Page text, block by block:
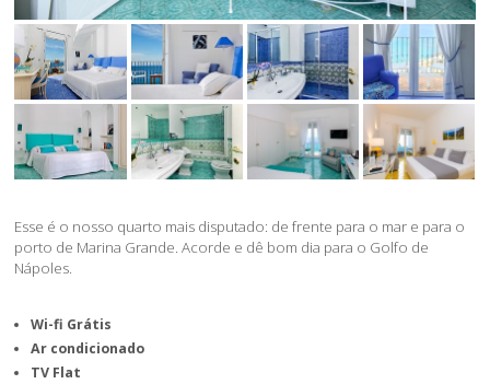
Esse é o nosso quarto mais disputado: de frente para o mar e para o
porto de Marina Grande. Acorde e dê bom dia para o Golfo de
Nápoles.
Wi-fi Grátis
Ar condicionado
TV Flat